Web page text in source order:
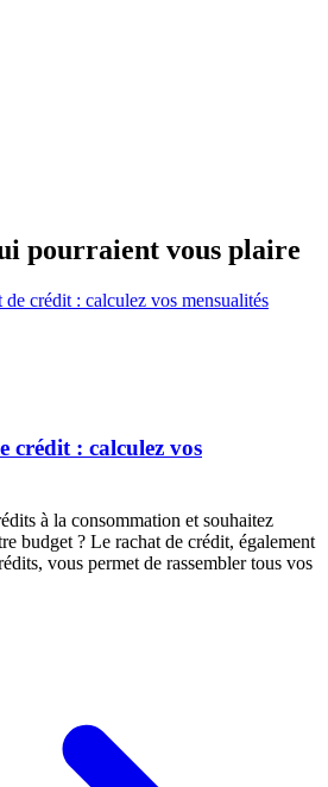
pourraient vous plaire
crédit : calculez vos
à la consommation et souhaitez
budget ? Le rachat de crédit, également
vous permet de rassembler tous vos